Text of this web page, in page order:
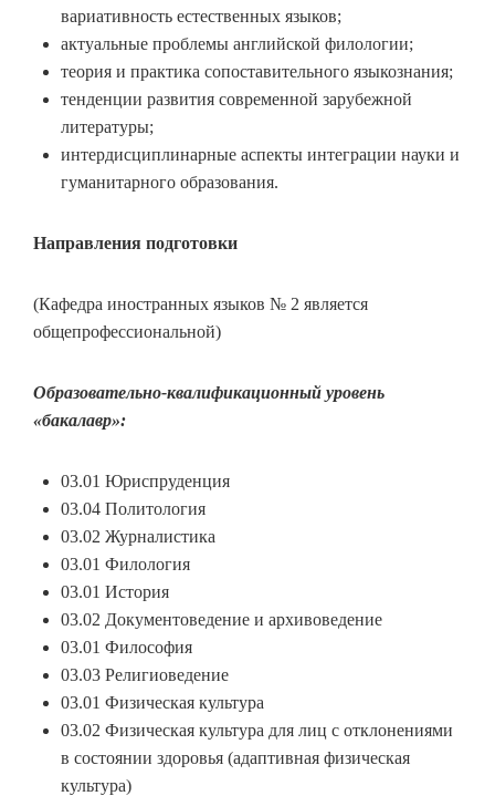
вариативность естественных языков;
актуальные проблемы английской филологии;
теория и практика сопоставительного языкознания;
тенденции развития современной зарубежной
литературы;
интердисциплинарные аспекты интеграции науки и
гуманитарного образования.
Направления подготовки
(Кафедра иностранных языков № 2 является
общепрофессиональной)
Образовательно-квалификационный уровень
«бакалавр»:
03.01 Юриспруденция
03.04 Политология
03.02 Журналистика
03.01 Филология
03.01 История
03.02 Документоведение и архивоведение
03.01 Философия
03.03 Религиоведение
03.01 Физическая культура
03.02 Физическая культура для лиц с отклонениями
в состоянии здоровья (адаптивная физическая
культура)